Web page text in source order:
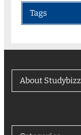
Tags
About Studybizz